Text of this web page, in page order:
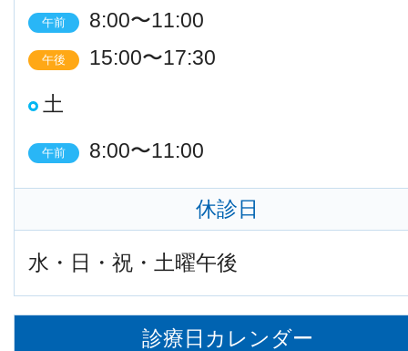
午前 8:00〜11:00
午後
15:00〜17:30
土
午前 8:00〜11:00
休診日
水・日・祝・土曜午後
診療日カレンダー